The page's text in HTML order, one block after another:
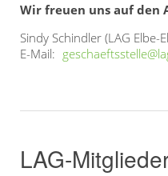
Wir freuen uns auf den
Sindy Schindler (LAG
E-Mail:
LAG-